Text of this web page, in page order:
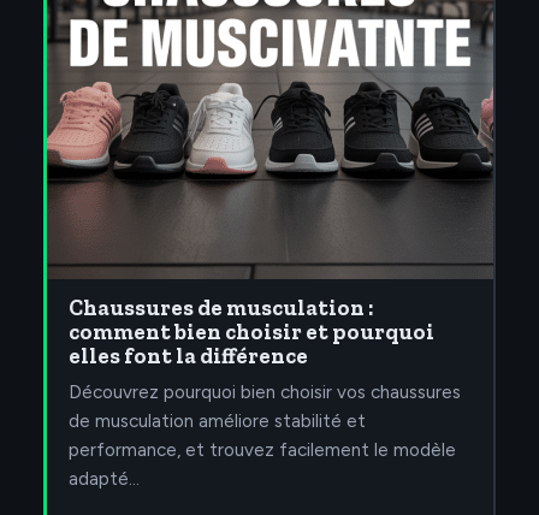
Chaussures de musculation :
comment bien choisir et pourquoi
elles font la différence
Découvrez pourquoi bien choisir vos chaussures
de musculation améliore stabilité et
performance, et trouvez facilement le modèle
adapté…